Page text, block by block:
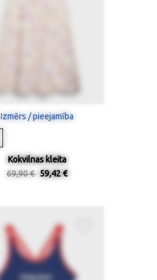
Izmērs / pieejamība
Kokvilnas kleita
69,90 € 59,42 €